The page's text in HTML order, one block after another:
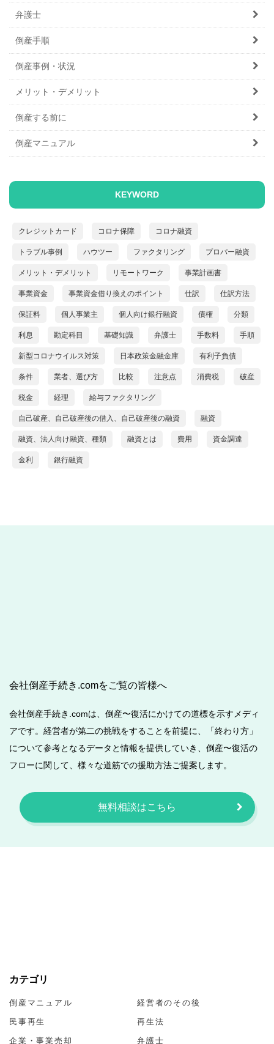
弁護士
倒産手順
倒産事例・状況
メリット・デメリット
倒産する前に
倒産マニュアル
KEYWORD
クレジットカード コロナ保障 コロナ融資
トラブル事例 ハウツー ファクタリング プロパー融資
メリット・デメリット リモートワーク 事業計画書
事業資金 事業資金借り換えのポイント 仕訳 仕訳方法
保証料 個人事業主 個人向け銀行融資 債権 分類
利息 勘定科目 基礎知識 弁護士 手数料 手順
新型コロナウイルス対策 日本政策金融金庫 有利子負債
条件 業者、選び方 比較 注意点 消費税 破産
税金 経理 給与ファクタリング
自己破産、自己破産後の借入、自己破産後の融資 融資
融資、法人向け融資、種類 融資とは 費用 資金調達
金利 銀行融資
会社倒産手続き.comをご覧の皆様へ
会社倒産手続き.comは、倒産〜復活にかけての道標を示すメディ
アです。経営者が第二の挑戦をすることを前提に、「終わり方」
について参考となるデータと情報を提供していき、倒産〜復活の
フローに関して、様々な道筋での援助方法ご提案します。
無料相談はこちら
カテゴリ
倒産マニュアル 経営者のその後
民事再生 再生法
企業・事業売却 弁護士